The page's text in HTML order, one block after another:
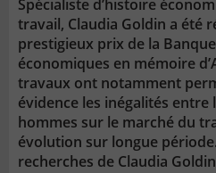
Spécialiste d’histoire
travail, Claudia Goldin a été
prestigieux prix de la
économiques en mémoire
travaux ont notamment
évidence les inégalités entre
hommes sur le marché du
évolution sur longue
recherches de Claudia